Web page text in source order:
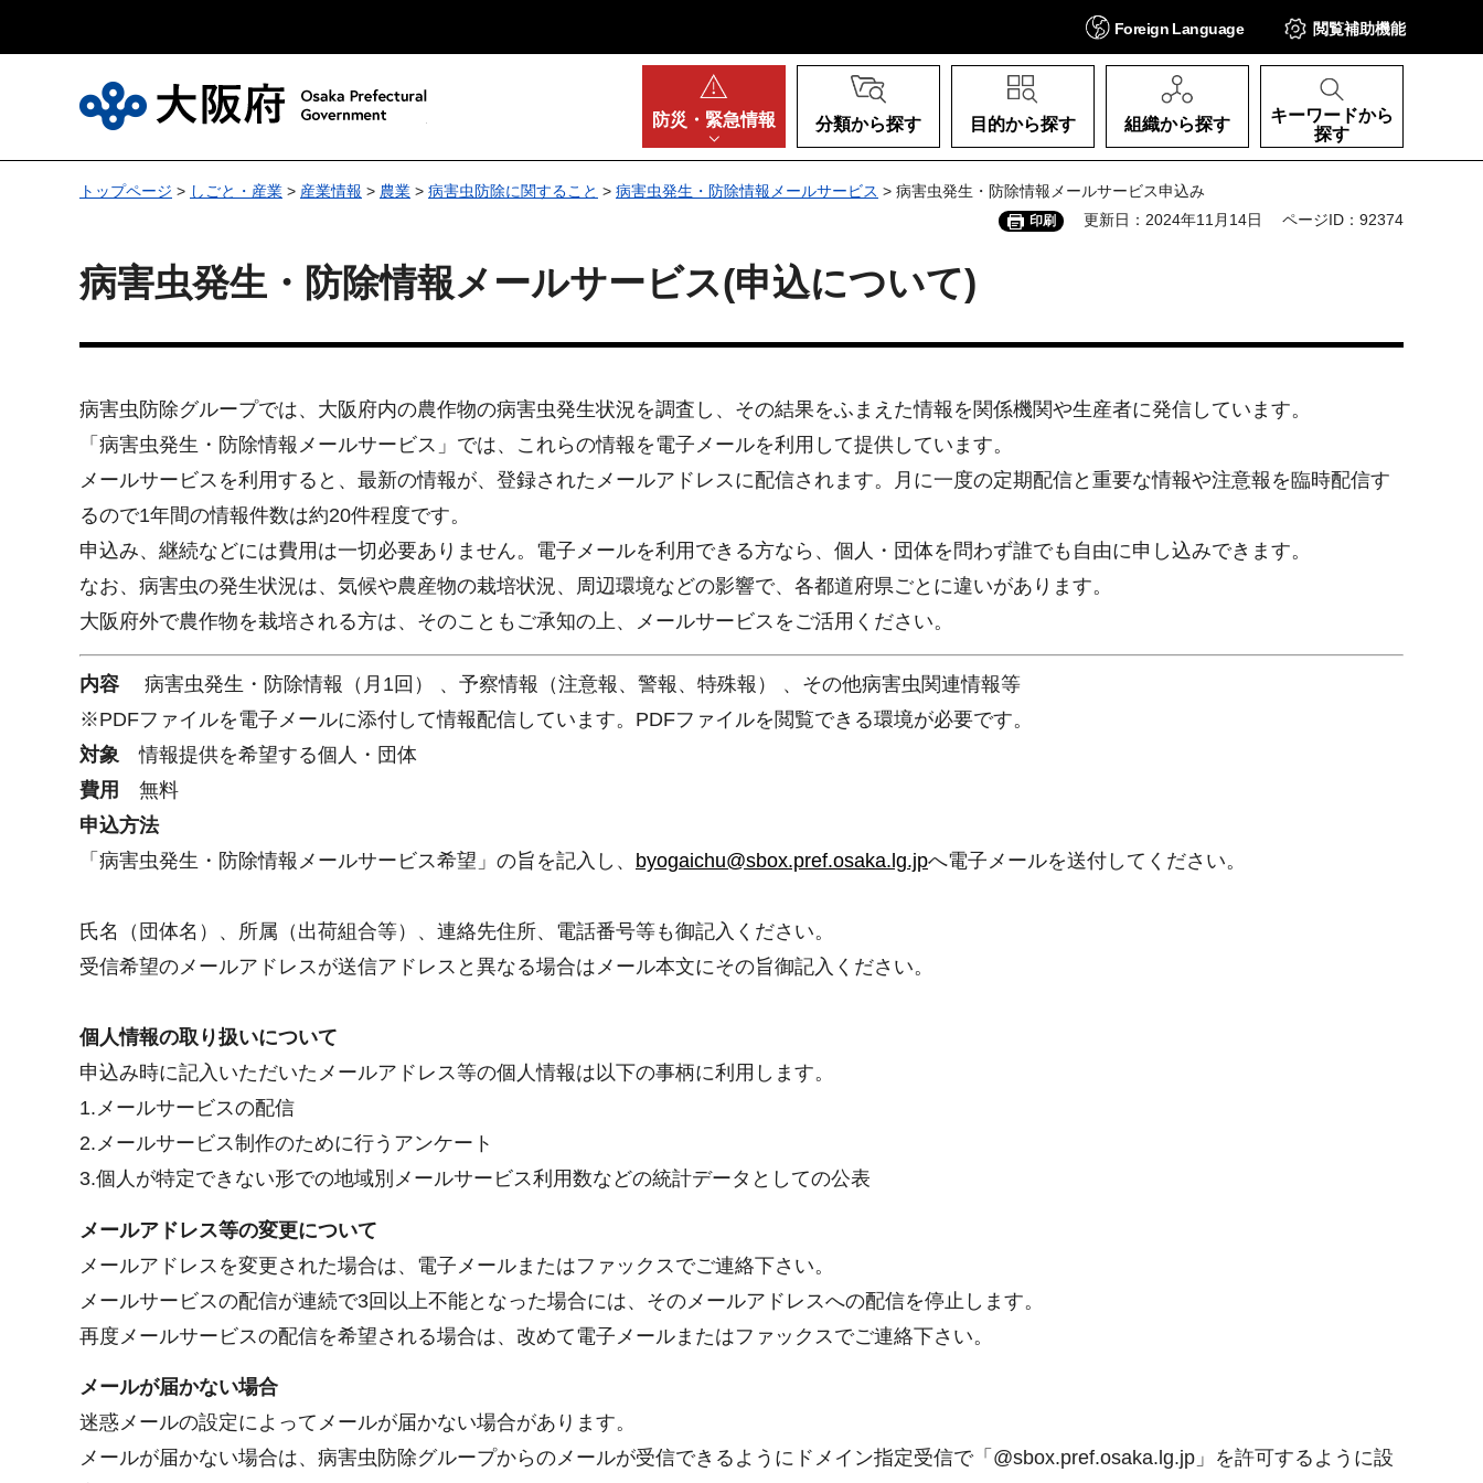
Foreign Language 閲覧補助機能
防災・ 緊急情報 分類から探す 目的から探す 組織から探す
キーワードから
探す
トップページ > しごと・産業 > 産業情報 > 農業 > 病害虫防除に関すること > 病害虫発生・防除情報メールサービス > 病害虫発生・防除情報メールサービス申込み
印刷 更新日：2024年11月14日 ページID：92374
病害虫発生・防除情報メールサービス(申込について)
病害虫防除グループでは、大阪府内の農作物の病害虫発生状況を調査し、その結果をふまえた情報を関係機関や生産者に発信しています。
「病害虫発生・防除情報メールサービス」では、これらの情報を電子メールを利用して提供しています。
メールサービスを利用すると、最新の情報が、登録されたメールアドレスに配信されます。月に一度の定期配信と重要な情報や注意報を臨時配信す
るので1年間の情報件数は約20件程度です。
申込み、継続などには費用は一切必要ありません。電子メールを利用できる方なら、個人・団体を問わず誰でも自由に申し込みできます。
なお、病害虫の発生状況は、気候や農産物の栽培状況、周辺環境などの影響で、各都道府県ごとに違いがあります。
大阪府外で農作物を栽培される方は、そのこともご承知の上、メールサービスをご活用ください。
内容 病害虫発生・防除情報（月1回） 、予察情報（注意報、警報、特殊報） 、その他病害虫関連情報等
※PDFファイルを電子メールに添付して情報配信しています。PDFファイルを閲覧できる環境が必要です。
対象 情報提供を希望する個人・団体
費用
無料
申込方法
「病害虫発生・防除情報メールサービス希望」の旨を記入し、 byogaichu@sbox.pref.osaka.lg.jpへ電子メールを送付してください。
氏名（団体名）、所属（出荷組合等）、連絡先住所、電話番号等も御記入ください。
受信希望のメールアドレスが送信アドレスと異なる場合はメール本文にその旨御記入ください。
個人情報の取り扱いについて
申込み時に記入いただいたメールアドレス等の個人情報は以下の事柄に利用します。
1.メールサービスの配信
2.メールサービス制作のために行うアンケート
3.個人が特定できない形での地域別メールサービス利用数などの統計データとしての公表
メールアドレス等の変更について
メールアドレスを変更された場合は、電子メールまたはファックスでご連絡下さい。
メールサービスの配信が連続で3回以上不能となった場合には、そのメールアドレスへの配信を停止します。
再度メールサービスの配信を希望される場合は、改めて電子メールまたはファックスでご連絡下さい。
メールが届かない場合
迷惑メールの設定によってメールが届かない場合があります。
メールが届かない場合は、病害虫防除グループからのメールが受信できるようにドメイン指定受信で「@sbox.pref.osaka.lg.jp」を許可するように設